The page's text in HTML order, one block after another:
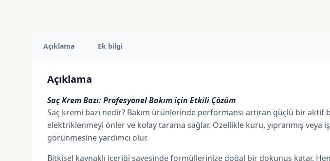
Açıklama Ek bilgi
Açıklama
Saç Krem Bazı: Profesyonel Bakım için Etkili Çözüm
Saç kremi bazı nedir? Bakım ürünlerinde performansı artıran güçlü bir
elektriklenmeyi önler ve kolay tarama sağlar. Özellikle kuru, yıpranmış veya
görünmesine yardımcı olur.
Bitkisel kaynaklı içeriği sayesinde formüllerinize doğal bir dokunuş katar.